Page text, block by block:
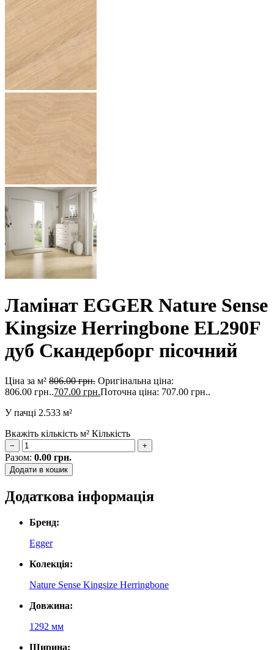
Ламінат EGGER Nature Sense
Kingsize Herringbone EL290F
дуб Скандерборг пісочний
Ціна за м² 806.00грн. Оригінальна ціна:
806.00 грн..707.00 грн.Поточна ціна: 707.00 грн..
У пачці 2.533 м²
Вкажіть кількість м² Кількість
− +
Разом: 0.00 грн.
Додати в кошик
Додаткова інформація
Бренд:
Egger
Колекція:
Nature Sense Kingsize Herringbone
Довжина:
1292 мм
Ширина: